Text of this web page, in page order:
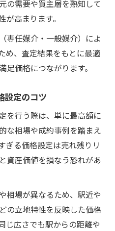
の需要や買主層を熟知して
高まります。
専任媒介・一般媒介）によ
め、査定結果をもとに最適
価格につながります。
設定のコツ
を行う際は、単に最高額に
な相場や成約事例を踏まえ
ぎる価格設定は売れ残りリ
資産価値を損なう恐れがあ
相場が異なるため、駅近や
の立地特性を反映した価格
じ広さでも駅からの距離や